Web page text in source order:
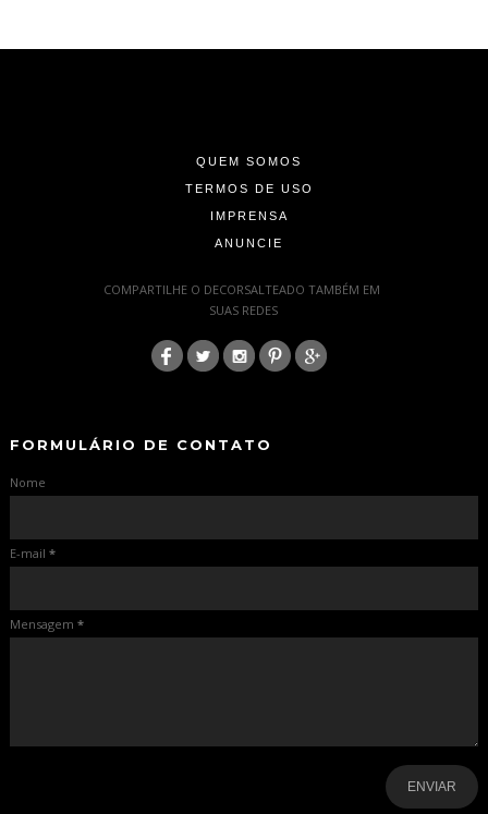
QUEM SOMOS
TERMOS DE USO
IMPRENSA
ANUNCIE
COMPARTILHE O DECORSALTEADO TAMBÉM EM
SUAS REDES
FORMULÁRIO DE CONTATO
Nome
E-mail *
Mensagem *